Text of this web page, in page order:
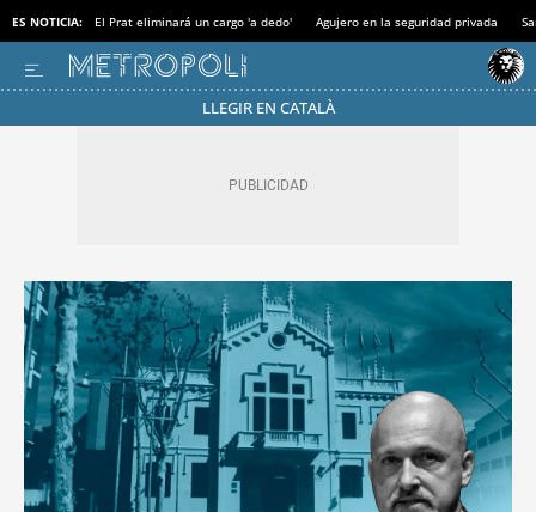
ES NOTICIA: El Prat eliminará un cargo 'a dedo' Agujero en la seguridad privada
LLEGIR EN CATALÀ